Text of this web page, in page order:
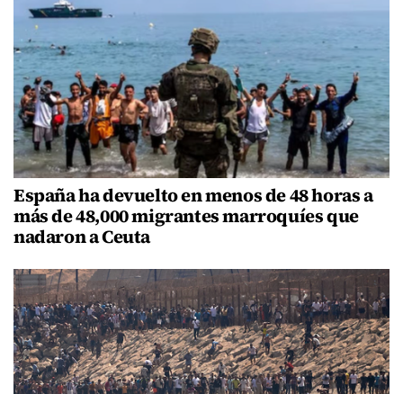
España ha devuelto en menos de 48 horas a
más de 48,000 migrantes marroquíes que
nadaron a Ceuta